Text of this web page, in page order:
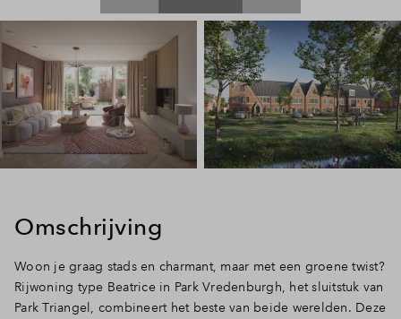
Omschrijving
Woon je graag stads en charmant, maar met een groene twist?
Rijwoning type Beatrice in Park Vredenburgh, het sluitstuk van
Park Triangel, combineert het beste van beide werelden. Deze